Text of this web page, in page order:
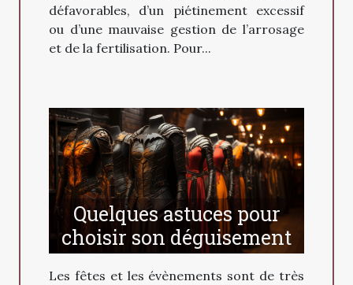
défavorables, d’un piétinement excessif
ou d’une mauvaise gestion de l’arrosage
et de la fertilisation. Pour...
Quelques astuces pour
choisir son déguisement
Les fêtes et les évènements sont de très